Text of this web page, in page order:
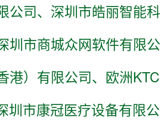
公司、深圳市皓丽智能科
圳市商城众网软件有限公
港）有限公司、欧洲KTC
圳市康冠医疗设备有限公